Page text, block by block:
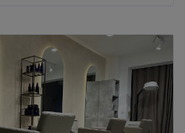
200 meter
Go to venue
09:00
09:00
17:00
09:00 –17:00
08:30 –16:00
Gesloten